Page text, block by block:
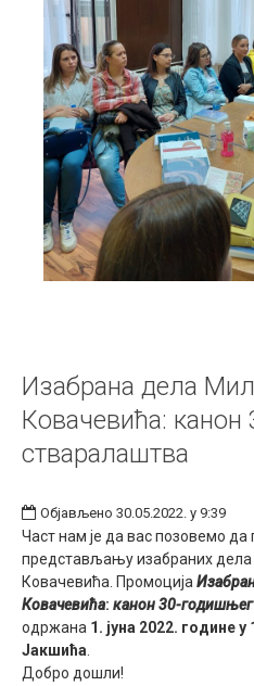
Изабрана дела
Ковачевића:
стваралаштва
Објављено 30.05.2022. у 9:39
Част нам је да вас позовемо да
представљању изабраних
Ковачевића. Промоција
Ковачевића: канон 30-
одржана 1. јуна 2022. године
Јакшића
Добро дошли!